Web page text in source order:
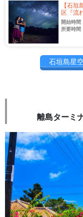
【石
区『流
付き（
開始時間
所要時間
石垣島星
離島ターミ